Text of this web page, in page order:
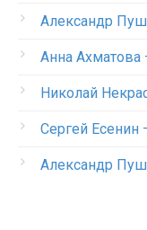
Александр
Анна
Николай
Сергей
Александр